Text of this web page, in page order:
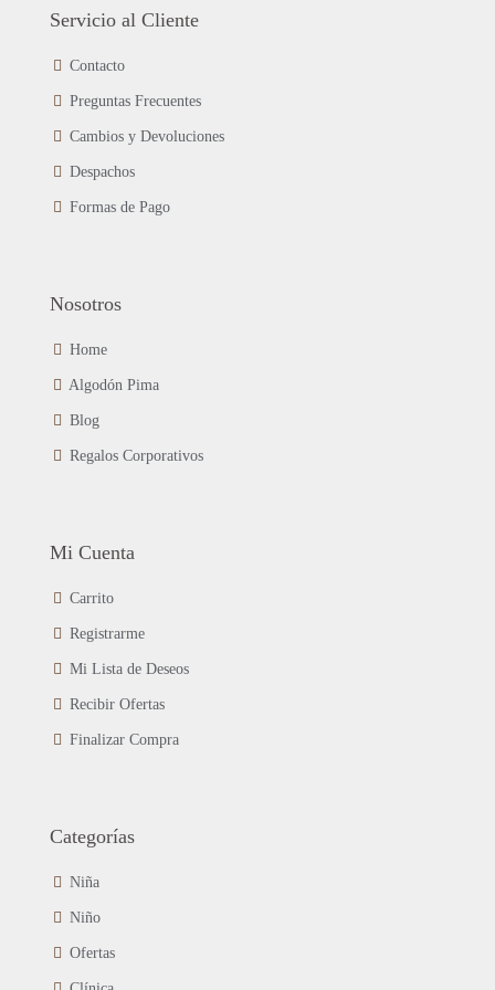
producto
opciones
elegir
producto
Servicio al Cliente
Contacto
Preguntas Frecuentes
Cambios y Devoluciones
Despachos
Formas de Pago
Nosotros
Home
Algodón Pima
Blog
Regalos Corporativos
Mi Cuenta
Carrito
Registrarme
Mi Lista de Deseos
Recibir Ofertas
Finalizar Compra
Categorías
Niña
Niño
Ofertas